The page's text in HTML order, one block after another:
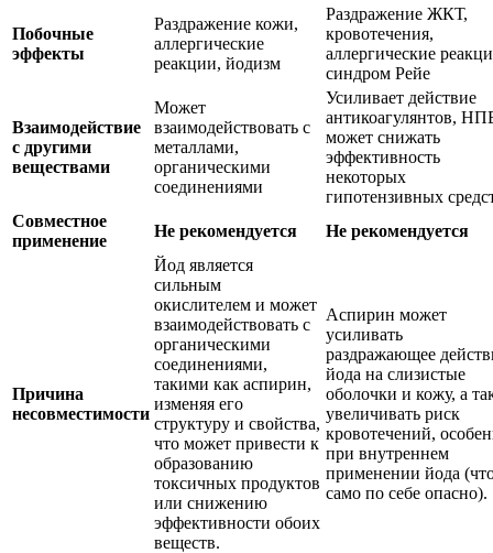
Побочные
эффекты
Раздражение кожи,
аллергические
реакции, йодизм
Раздражение ЖКТ,
кровотечения,
аллергические
синдром Рейе
Взаимодействие
с другими
веществами
Может
взаимодействовать с
металлами,
органическими
соединениями
Усиливает действие
антикоагулянтов,
может снижать
эффективность
некоторых
гипотензивных
Совместное
применение
Не рекомендуется Не рекомендуется
Причина
несовместимости
Йод является
сильным
окислителем и может
взаимодействовать с
органическими
соединениями,
такими как аспирин,
изменяя его
структуру и свойства,
что может привести к
образованию
токсичных продуктов
или снижению
эффективности обоих
веществ.
Аспирин может
усиливать
раздражающее
йода на слизистые
оболочки и кожу, а
увеличивать риск
кровотечений,
при внутреннем
применении йода
само по себе опасно).